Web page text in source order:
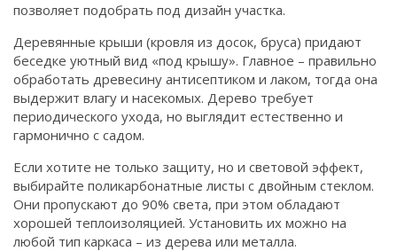
позволяет подобрать под дизайн участка.
Деревянные крыши (кровля из досок, бруса) придают
беседке уютный вид «под крышу». Главное – правильно
обработать древесину антисептиком и лаком, тогда она
выдержит влагу и насекомых. Дерево требует
периодического ухода, но выглядит естественно и
гармонично с садом.
Если хотите не только защиту, но и световой эффект,
выбирайте поликарбонатные листы с двойным стеклом.
Они пропускают до 90% света, при этом обладают
хорошей теплоизоляцией. Установить их можно на
любой тип каркаса – из дерева или металла.